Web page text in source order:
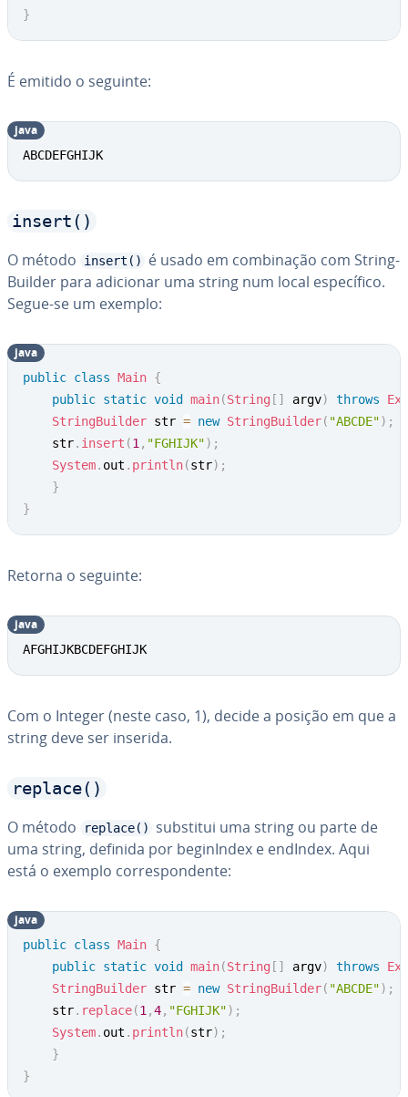
}
É emitido o seguinte:
ABCDEFGHIJK
java
insert()
O método insert()
é usado em com­bi­na­ção com String­
Buil­der para adicionar uma string num local es­pe­cí­fico.
Segue-se um exemplo:
public class Main {
public static void main(String [ ] argv) throws
StringBuilder str = new StringBuilder( "ABCDE") ;
	str
. insert (1 , "FGHIJK") ;
System. out . println(str) ;
}
}
java
Retorna o seguinte:
AFGHIJKBCDEFGHIJK
java
Com o Integer (neste caso, 1), decide a posição em que a
string deve ser inserida.
replace()
O método replace()
substitui uma string ou parte de
uma string, definida por be­gi­nIn­dex e endIndex. Aqui
está o exemplo cor­res­pon­dente:
public class Main {
public static void main(String [ ] argv) throws
StringBuilder str = new StringBuilder( "ABCDE") ;
	str
. replace(1 ,4, "FGHIJK") ;
System. out . println(str) ;
}
}
java